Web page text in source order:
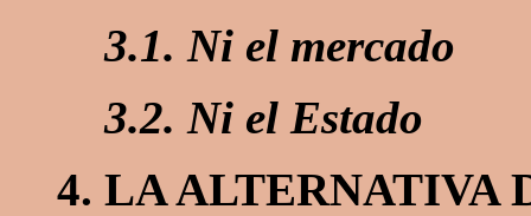
3.1. Ni el mercado
3.2. Ni el Estado
4. LA ALTERNATIVA